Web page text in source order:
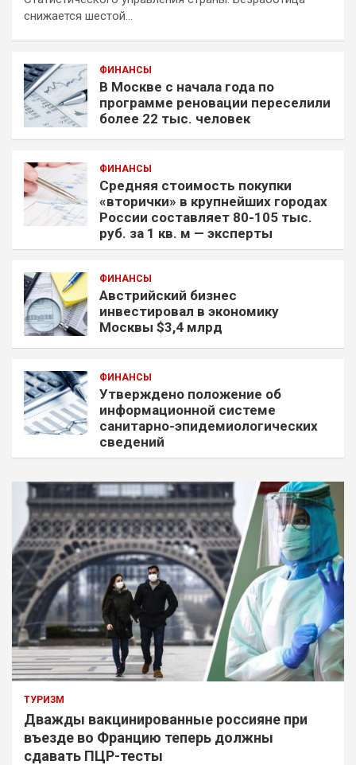
снижается шестой…
ФИНАНСЫ
В Москве с начала года по
программе реновации переселили
более 22 тыс. человек
ФИНАНСЫ
Средняя стоимость покупки
«вторички» в крупнейших городах
России составляет 80-105 тыс.
руб. за 1 кв. м — эксперты
ФИНАНСЫ
Австрийский бизнес
инвестировал в экономику
Москвы $3,4 млрд
ФИНАНСЫ
Утверждено положение об
информационной системе
санитарно-эпидемиологических
сведений
ТУРИЗМ
Дважды вакцинированные россияне при
въезде во Францию теперь должны
сдавать ПЦР-тесты